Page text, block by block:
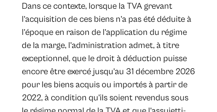
Dans ce contexte, lorsque la TVA grevant
l’acquisition de ces biens n’a pas été déduite à
l’époque en raison de l’application du régime
de la marge, l’administration admet, à titre
exceptionnel, que le droit à déduction puisse
encore être exercé jusqu’au 31 décembre 2026
pour les biens acquis ou importés à partir de
2022, à condition qu’ils soient revendus sous